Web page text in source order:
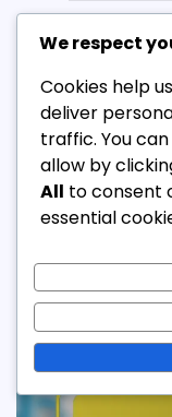
Tattiche di
February 2026
January 2026
December
Related
We respect
Cookies help
deliver
traffic. You
allow by
All to consent
essential